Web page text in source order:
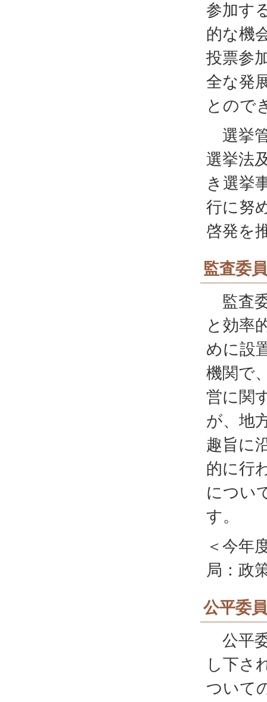
参加す
的な機
投票参
全な発
とので
選挙
選挙法
き選挙
行に努
啓発を
監査委
監査
と効率
めに設
機関で
営に関
が、地
趣旨に
的に行
につい
す。
＜今年
局：政
公平委
公平
し下さ
ついて